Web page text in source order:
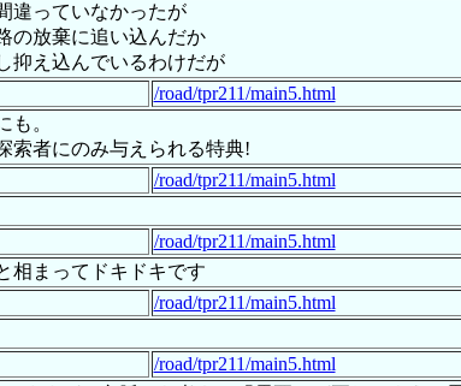
違っていなかったが
の放棄に追い込んだか
抑え込んでいるわけだが
/road/tpr211/main5.html
。
索者にのみ与えられる特典!
/road/tpr211/main5.html
/road/tpr211/main5.html
相まってドキドキです
/road/tpr211/main5.html
/road/tpr211/main5.html